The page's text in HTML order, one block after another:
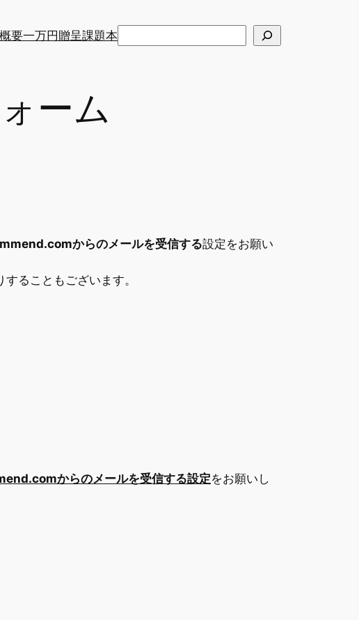
要一万円贈呈課題本
ーム
からのメールを受信する設定をお願い
ることもございます。
からのメールを受信する設定をお願いし